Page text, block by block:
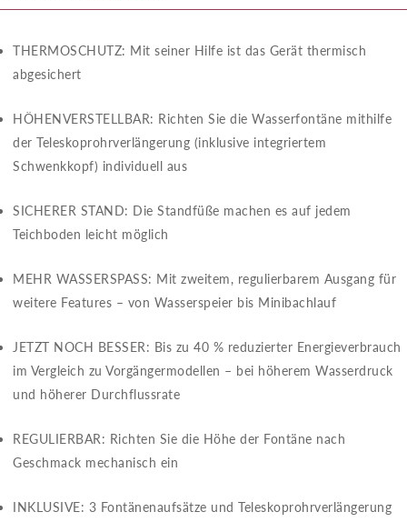
THERMOSCHUTZ​​: Mit seiner Hilfe ist das Gerät thermisch
abgesichert
HÖHENVERSTELLBAR​​: Richten Sie die Wasserfontäne mithilfe
der Teleskoprohrverlängerung (inklusive integriertem
Schwenkkopf) individuell aus
SICHERER STAND​​: Die Standfüße machen es auf jedem
Teichboden leicht möglich
MEHR WASSERSPASS​​: Mit zweitem, regulierbarem Ausgang für
weitere Features – von Wasserspeier bis Minibachlauf
JETZT NOCH BESSER​​: Bis zu 40 % reduzierter Energieverbrauch
im Vergleich zu Vorgängermodellen – bei höherem Wasserdruck
und höherer Durchflussrate
REGULIERBAR​​: Richten Sie die Höhe der Fontäne nach
Geschmack mechanisch ein
INKLUSIVE​​: 3 Fontänenaufsätze und Teleskoprohrverlängerung